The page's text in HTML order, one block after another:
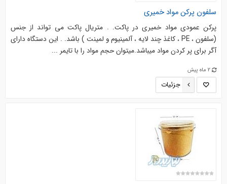
سلفون پرکن مواد خمیری
پرکن عمودی مواد خمیری در پاکت. . متریال پاکت می تواند از جنس
(سلفون ، PE ، کاغذ چند لایه ، آلمینیوم و لمینت ) باشد. . این دستگاه دارای
آگر برای پر کردن مواد میباشد.میتوان حجم مواد را با تایمر ...
2 ماه پیش
جزئیات